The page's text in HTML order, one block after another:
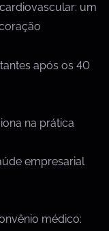
um
após os 40
na prática
empresarial
médico: